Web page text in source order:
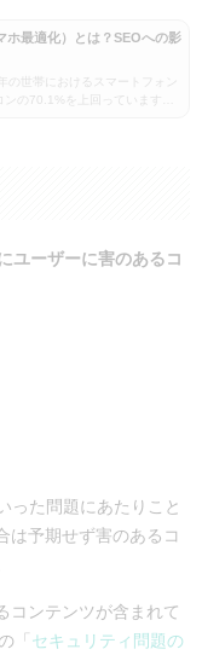
ホ最適化）とは？SEOへの影
の世帯におけるスマートフォン
の70.1%を上回っています。
ユーザーに害のあるコ
った問題にあたりこと
は予期せず害のあるコ
コンテンツが含まれて
「 セキュリティ問題の